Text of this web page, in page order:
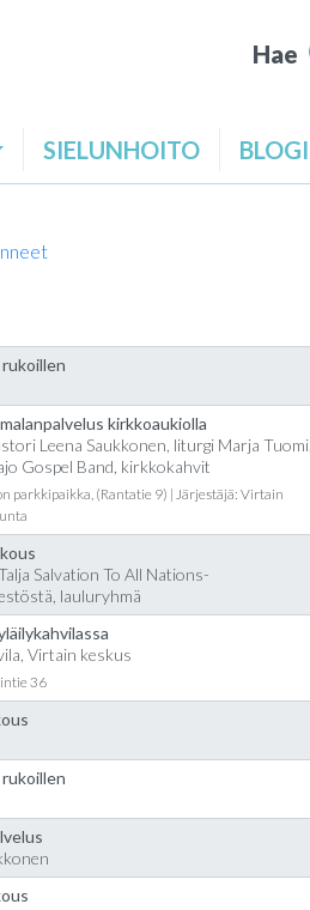
Hae
SIELUNHOITO BLOGI
kirkkoaukiolla
Leena Saukkonen, liturgi Marja Tuomi,
Gospel Band, kirkkokahvit
parkkipaikka, (Rantatie 9) | Järjestäjä: Virtain
Salvation To All Nations-
lauluryhmä
Virtain keskus
36